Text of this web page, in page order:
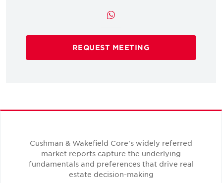
REQUEST MEETING
Cushman & Wakefield Core's widely referred
market reports capture the underlying
fundamentals and preferences that drive real
estate decision-making